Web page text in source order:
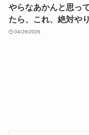
やらなあかんと思っ
たら、これ、絶対や
04/26/2026